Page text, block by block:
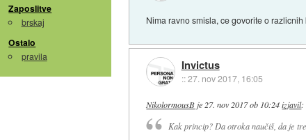
Zaposlitve
brskaj
Ostalo
pravila
Nima ravno smisla, ce govorite o
Invictus
::27. nov 2017, 16:05
NikolormousBje27. nov 2017 ob 10:24 izjavil:
Kak princip? Da otroka naučiš, da je